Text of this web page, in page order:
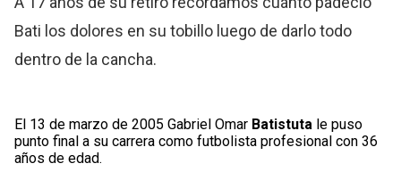
Bati los dolores en su tobillo luego de darlo todo
dentro de la cancha.
El 13 de marzo de 2005 Gabriel Omar Batistuta le puso
punto final a su carrera como futbolista profesional con 36
años de edad.